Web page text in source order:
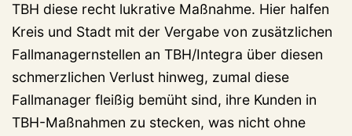
TBH diese recht lukrative Maßnahme. Hier halfen
Kreis und Stadt mit der Vergabe von zusätzlichen
Fallmanagernstellen an TBH/Integra über diesen
schmerzlichen Verlust hinweg, zumal diese
Fallmanager fleißig bemüht sind, ihre Kunden in
TBH-Maßnahmen zu stecken, was nicht ohne